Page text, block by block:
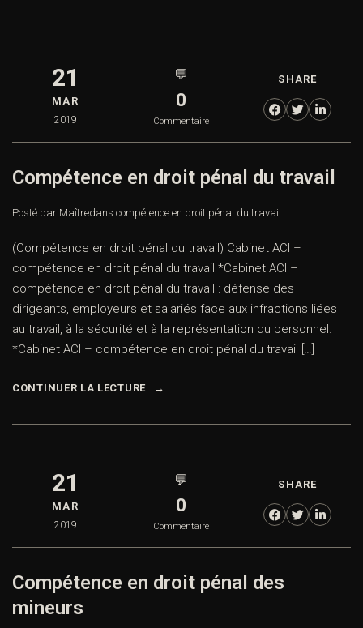
21
MAR
2019
💬
0
Commentaire
SHARE
Compétence en droit pénal du travail
Posté par Maîtredans compétence en droit pénal du travail
(Compétence en droit pénal du travail) Cabinet ACI –
compétence en droit pénal du travail *Cabinet ACI –
compétence en droit pénal du travail : défense des
dirigeants, employeurs et salariés face aux infractions liées
au travail, à la sécurité et à la représentation du personnel.
*Cabinet ACI – compétence en droit pénal du travail […]
CONTINUER LA LECTURE
21
MAR
2019
💬
0
Commentaire
SHARE
Compétence en droit pénal des
mineurs